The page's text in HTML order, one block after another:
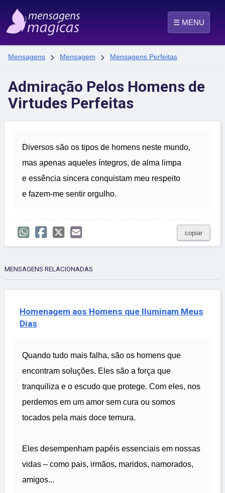
☰ MENU
Mensagens  Mensagem  Mensagens Perfeitas
Admiração Pelos Homens de
Virtudes Perfeitas
Diversos são os tipos de homens neste mundo,
mas apenas aqueles íntegros, de alma limpa
e essência sincera conquistam meu respeito
e fazem-me sentir orgulho.
copiar
MENSAGENS RELACIONADAS
Homenagem aos Homens que Iluminam Meus
Dias
Quando tudo mais falha, são os homens que
encontram soluções. Eles são a força que
tranquiliza e o escudo que protege. Com eles, nos
perdemos em um amor sem cura ou somos
tocados pela mais doce ternura.
Eles desempenham papéis essenciais em nossas
vidas – como pais, irmãos, maridos, namorados,
amigos...